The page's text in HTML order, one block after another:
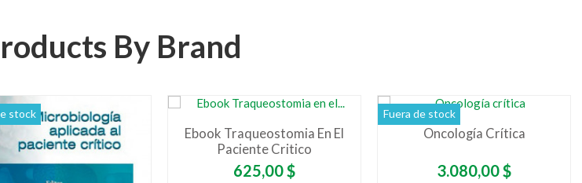
By Brand
stock
Ebook Traqueostomia En El
Paciente Critico
Precio
625,00 $
Fuera de stock
Oncología Crítica
Precio
3.080,00 $